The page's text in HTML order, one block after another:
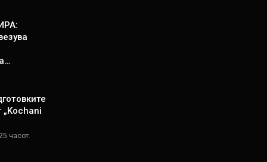
„Kochani
часот.